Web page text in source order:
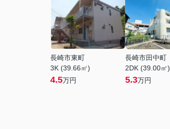
長崎市東町
3K (39.66㎡)
4.5万円
長崎市田中町
2DK (39.00㎡)
5.3万円